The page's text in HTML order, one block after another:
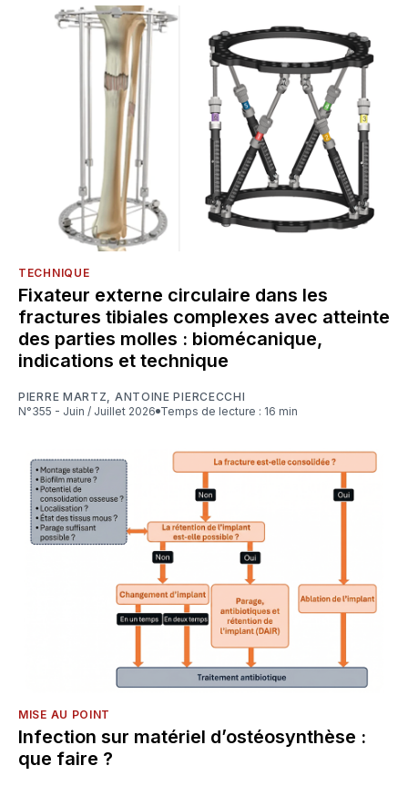
TECHNIQUE
Fixateur externe circulaire dans les
fractures tibiales complexes avec atteinte
des parties molles : biomécanique,
indications et technique
PIERRE MARTZ
ANTOINE PIERCECCHI
N°355 - Juin / Juillet 2026
Temps de lecture : 16 min
MISE AU POINT
Infection sur matériel d’ostéosynthèse :
que faire ?